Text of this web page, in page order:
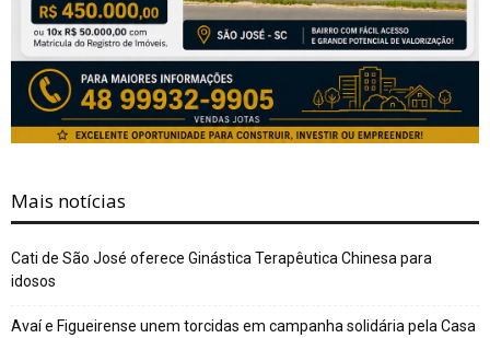
Mais notícias
Cati de São José oferece Ginástica Terapêutica Chinesa para
idosos
Avaí e Figueirense unem torcidas em campanha solidária pela Casa